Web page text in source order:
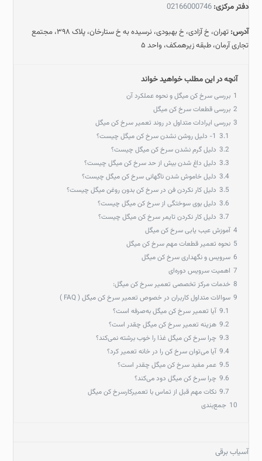
دفتر مرکزی: 02166000746
آدرس:
تهران، خ آزادی، خ بهبودی، نرسیده به خ ستارخان، پلاک ۳۹۸، مجتمع
تجاری آرمان، طبقه زیرهمکف، واحد ۵
آنچه در این مطلب خواهید خواند
1 بررسی سرخ‌ کن میگل و نحوه عملکرد آن
2 بررسی قطعات سرخ‌ کن میگل
3 بررسی ایرادات متداول در روند تعمیر سرخ کن میگل
3.1 1- دلیل روشن نشدن سرخ‌ کن میگل چیست؟
3.2 دلیل گرم نشدن سرخ کن میگل چیست؟
3.3 دلیل داغ شدن بیش از حد سرخ کن میگل چیست؟
3.4 دلیل خاموش شدن ناگهانی سرخ‌ کن میگل چیست؟
3.5 دلیل کار نکردن فن در سرخ‌ کن بدون روغن میگل چیست؟
3.6 دلیل بوی سوختگی از سرخ کن میگل چیست؟
3.7 دلیل کار نکردن تایمر سرخ کن میگل چیست؟
4 آموزش عیب‌ یابی سرخ‌ کن میگل
5 نحوه تعمیر قطعات مهم سرخ‌ کن میگل
6 سرویس و نگهداری سرخ‌ کن میگل
7 اهمیت سرویس دوره‌ای
8 خدمات مرکز تخصصی تعمیر سرخ کن میگل:
9 سوالات متداول کاربران در خصوص تعمیر سرخ کن میگل ( FAQ )
9.1 آیا تعمیر سرخ کن میگل به‌صرفه است؟
9.2 هزینه تعمیر سرخ کن میگل چقدر است؟
9.3 چرا سرخ‌ کن میگل غذا را خوب برشته نمی‌کند؟
9.4 آیا می‌توان سرخ‌ کن را در خانه تعمیر کرد؟
9.5 عمر مفید سرخ‌ کن میگل چقدر است؟
9.6 چرا سرخ‌ کن میگل دود می‌کند؟
9.7 نکات مهم قبل از تماس با تعمیرکارسرخ کن میگل
10 جمع‌بندی
آسیاب برقی